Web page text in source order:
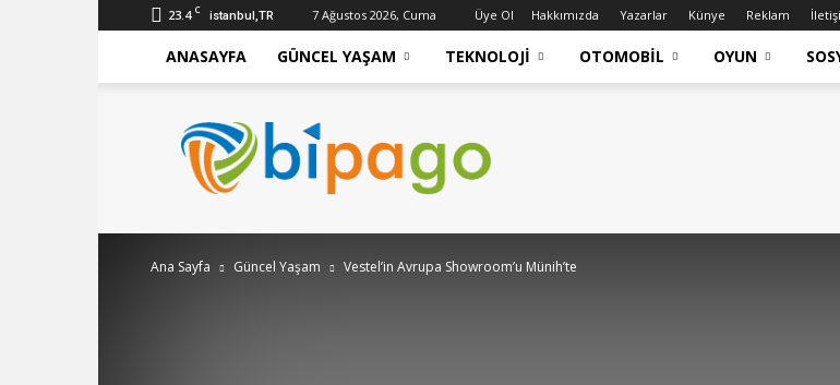
23.4 C istanbul,TR 7 Ağustos 2026, Cuma Üye Ol Hakkımızda Yazarlar Künye Reklam
ANASAYFA GÜNCEL YAŞAM TEKNOLOJI OTOMOBIL OYUN
bipago
Ana Sayfa Güncel Yaşam Vestel’in Avrupa Showroom’u Münih’te